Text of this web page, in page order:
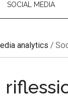
SOCIAL MEDIA
analytics /